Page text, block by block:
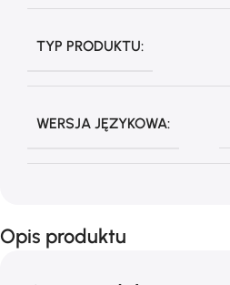
TYP PRODUKTU:
WERSJA JĘZYKOWA:
Opis produktu